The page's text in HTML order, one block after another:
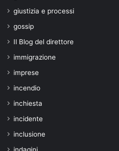
giustizia e processi
gossip
Il Blog del direttore
immigrazione
imprese
incendio
inchiesta
incidente
inclusione
indagini